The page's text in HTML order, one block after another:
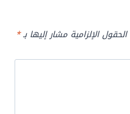
الحقول الإلزامية مشار إليها بـ*